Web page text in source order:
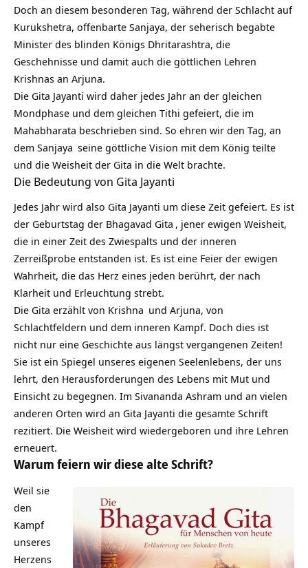
Doch an diesem besonderen Tag, während der Schlacht auf
Kurukshetra, offenbarte Sanjaya, der seherisch begabte
Minister des blinden Königs Dhritarashtra, die
Geschehnisse und damit auch die göttlichen Lehren
Krishnas an Arjuna.
Die Gita Jayanti wird daher jedes Jahr an der gleichen
Mondphase und dem gleichen Tithi gefeiert, die im
Mahabharata beschrieben sind. So ehren wir den Tag, an
dem Sanjaya seine göttliche Vision mit dem König teilte
und die Weisheit der Gita in die Welt brachte.
Die Bedeutung von Gita Jayanti
Jedes Jahr wird also Gita Jayanti um diese Zeit gefeiert. Es ist
der Geburtstag der Bhagavad Gita , jener ewigen Weisheit,
die in einer Zeit des Zwiespalts und der inneren
Zerreißprobe entstanden ist. Es ist eine Feier der ewigen
Wahrheit, die das Herz eines jeden berührt, der nach
Klarheit und Erleuchtung strebt.
Die Gita erzählt von Krishna und Arjuna, von
Schlachtfeldern und dem inneren Kampf. Doch dies ist
nicht nur eine Geschichte aus längst vergangenen Zeiten!
Sie ist ein Spiegel unseres eigenen Seelenlebens, der uns
lehrt, den Herausforderungen des Lebens mit Mut und
Einsicht zu begegnen. Im Sivananda Ashram und an vielen
anderen Orten wird an Gita Jayanti die gesamte Schrift
rezitiert. Die Weisheit wird wiedergeboren und ihre Lehren
erneuert.
Warum feiern wir diese alte Schrift?
Weil sie
den
Kampf
unseres
Herzens